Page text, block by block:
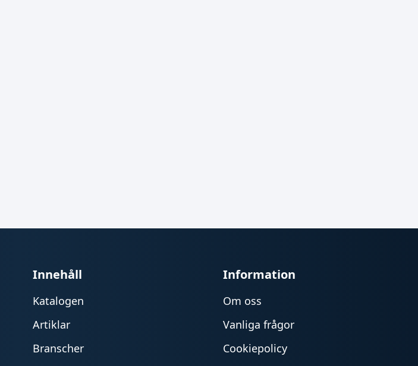
Innehåll
Katalogen
Artiklar
Branscher
Information
Om oss
Vanliga frågor
Cookiepolicy